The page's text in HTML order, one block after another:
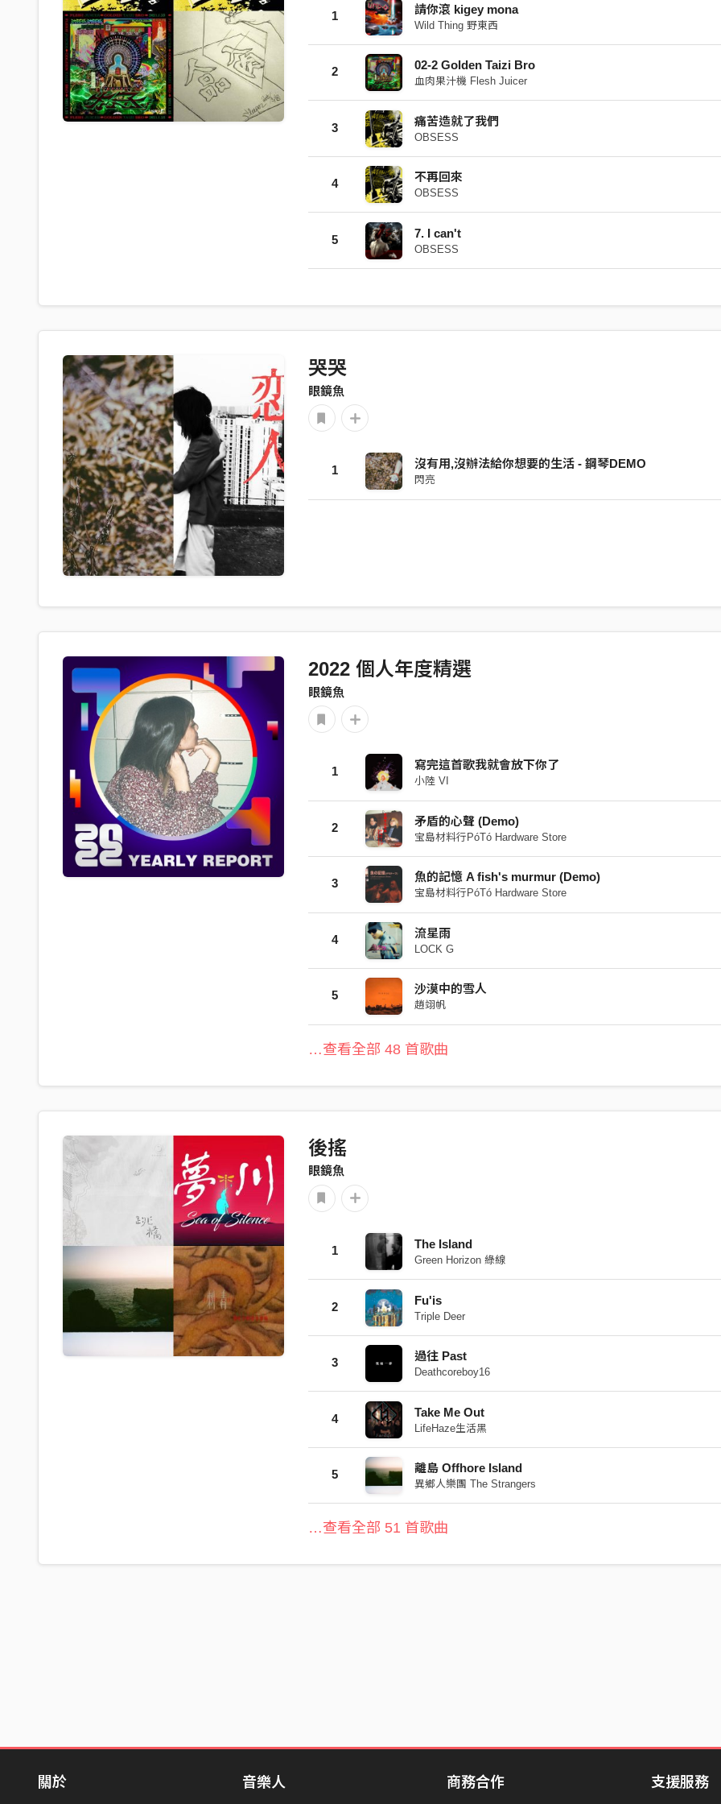
1 請你滾 kigey mona
Wild Thing 野東西
2 02-2 Golden Taizi Bro
血肉果汁機 Flesh Juicer
3 痛苦造就了我們
OBSESS
4 不再回來
OBSESS
5 7. I can't
OBSESS
哭哭
眼鏡魚
1 沒有用,沒辦法給你想要的生活 - 鋼琴DEMO
閃亮
2022 個人年度精選
眼鏡魚
1 寫完這首歌我就會放下你了
小陸 VI
2 矛盾的心聲 (Demo)
宝島材料行PóTó Hardware Store
3 魚的記憶 A fish's murmur (Demo)
宝島材料行PóTó Hardware Store
4 流星雨
LOCK G
5 沙漠中的雪人
趙翊帆
…查看全部 48 首歌曲
後搖
眼鏡魚
1 The Island
Green Horizon 綠線
2 Fu'is
Triple Deer
3 過往 Past
Deathcoreboy16
4 Take Me Out
LifeHaze生活黑
5 離島 Offhore Island
異鄉人樂團 The Strangers
…查看全部 51 首歌曲
關於 音樂人 商務合作 支援服務